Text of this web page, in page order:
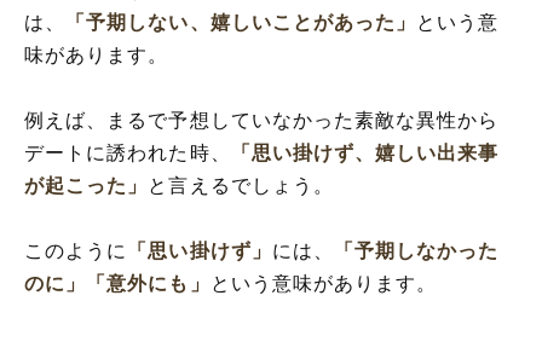
は、
「予期しない、嬉しいことがあった」
という意
味があります。
例えば、まるで予想していなかった素敵な異性から
デートに誘われた時、
「思い掛けず、嬉しい出来事
が起こった」 と言えるでしょう。
このように 「思い掛けず」 には、
「予期しなかった
のに」
「意外にも」 という意味があります。